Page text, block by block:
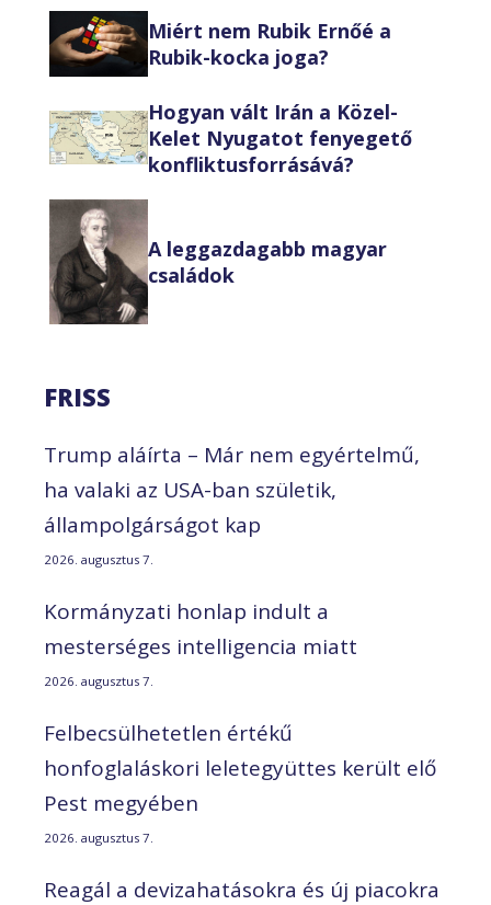
Miért nem Rubik Ernőé a
Rubik-kocka joga?
Hogyan vált Irán a Közel-
Kelet Nyugatot fenyegető
konfliktusforrásává?
A leggazdagabb magyar
családok
FRISS
Trump aláírta – Már nem egyértelmű,
ha valaki az USA-ban születik,
állampolgárságot kap
2026. augusztus 7.
Kormányzati honlap indult a
mesterséges intelligencia miatt
2026. augusztus 7.
Felbecsülhetetlen értékű
honfoglaláskori leletegyüttes került elő
Pest megyében
2026. augusztus 7.
Reagál a devizahatásokra és új piacokra